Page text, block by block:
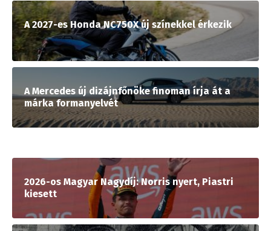
A 2027-es Honda NC750X új színekkel érkezik
A Mercedes új dizájnfőnöke finoman írja át a
márka formanyelvét
2026-os Magyar Nagydíj: Norris nyert, Piastri
kiesett